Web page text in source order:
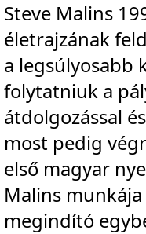
Steve Malins
életrajzának
a legsúlyosabb
folytatniuk a
átdolgozással
most pedig
első magyar
Malins
megindító